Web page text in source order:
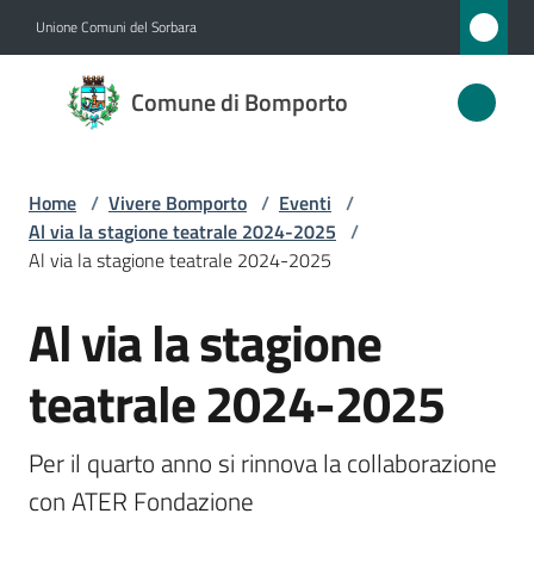
Unione Comuni del Sorbara
Comune di Bomporto
Comune
di
Amministrazione
Novità
Servizi
Vivere
Bomporto
Menu selezionato
Home / Vivere Bomporto / Eventi /
Al via la stagione teatrale 2024-2025 /
Al via la stagione teatrale 2024-2025
Salta al contenuto
Al via la stagione
teatrale 2024-2025
Per il quarto anno si rinnova la collaborazione
con ATER Fondazione